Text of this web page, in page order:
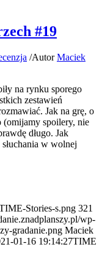
#19
/AutorMaciek
na rynku sporego
zestawień
Jak na grę, o
(omijamy spoilery, nie
długo. Jak
w wolnej
Stories-s.png 321
wp-
gradanie.png Maciek
01-16 19:14:27TIME